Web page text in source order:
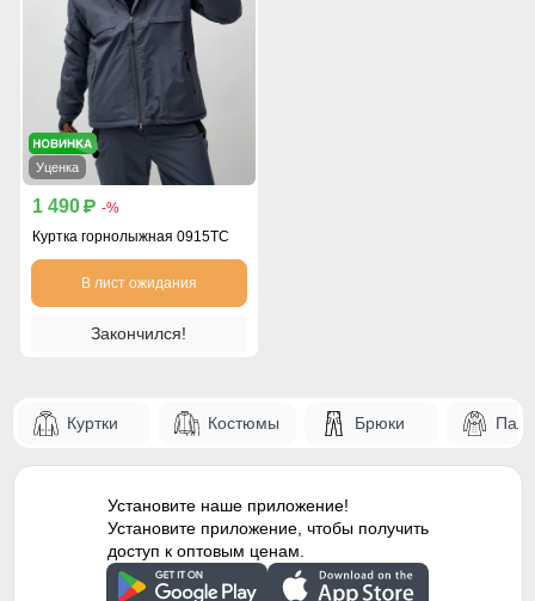
Уценка
1 490 p -%
Куртка горнолыжная 0915TC
В лист ожидания
Закончился!
Куртки Костюмы Брюки
Установите наше приложение!
Установите приложение, чтобы получить
доступ к оптовым ценам.